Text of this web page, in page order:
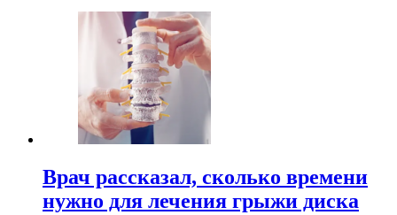
Врач рассказал, сколько времени
нужно для лечения грыжи диска